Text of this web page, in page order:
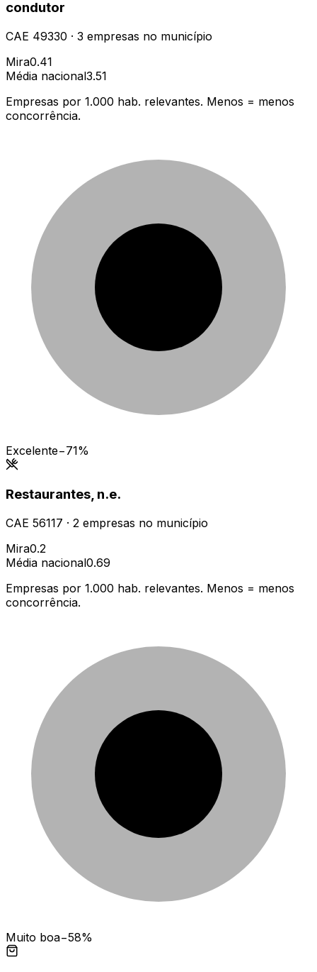
condutor
CAE 49330 · 3 empresas no município
Mira0.41
Média nacional3.51
Empresas por 1.000 hab. relevantes. Menos = menos
concorrência.
Excelente−71%
Restaurantes, n.e.
CAE 56117 · 2 empresas no município
Mira0.2
Média nacional0.69
Empresas por 1.000 hab. relevantes. Menos = menos
concorrência.
Muito boa−58%